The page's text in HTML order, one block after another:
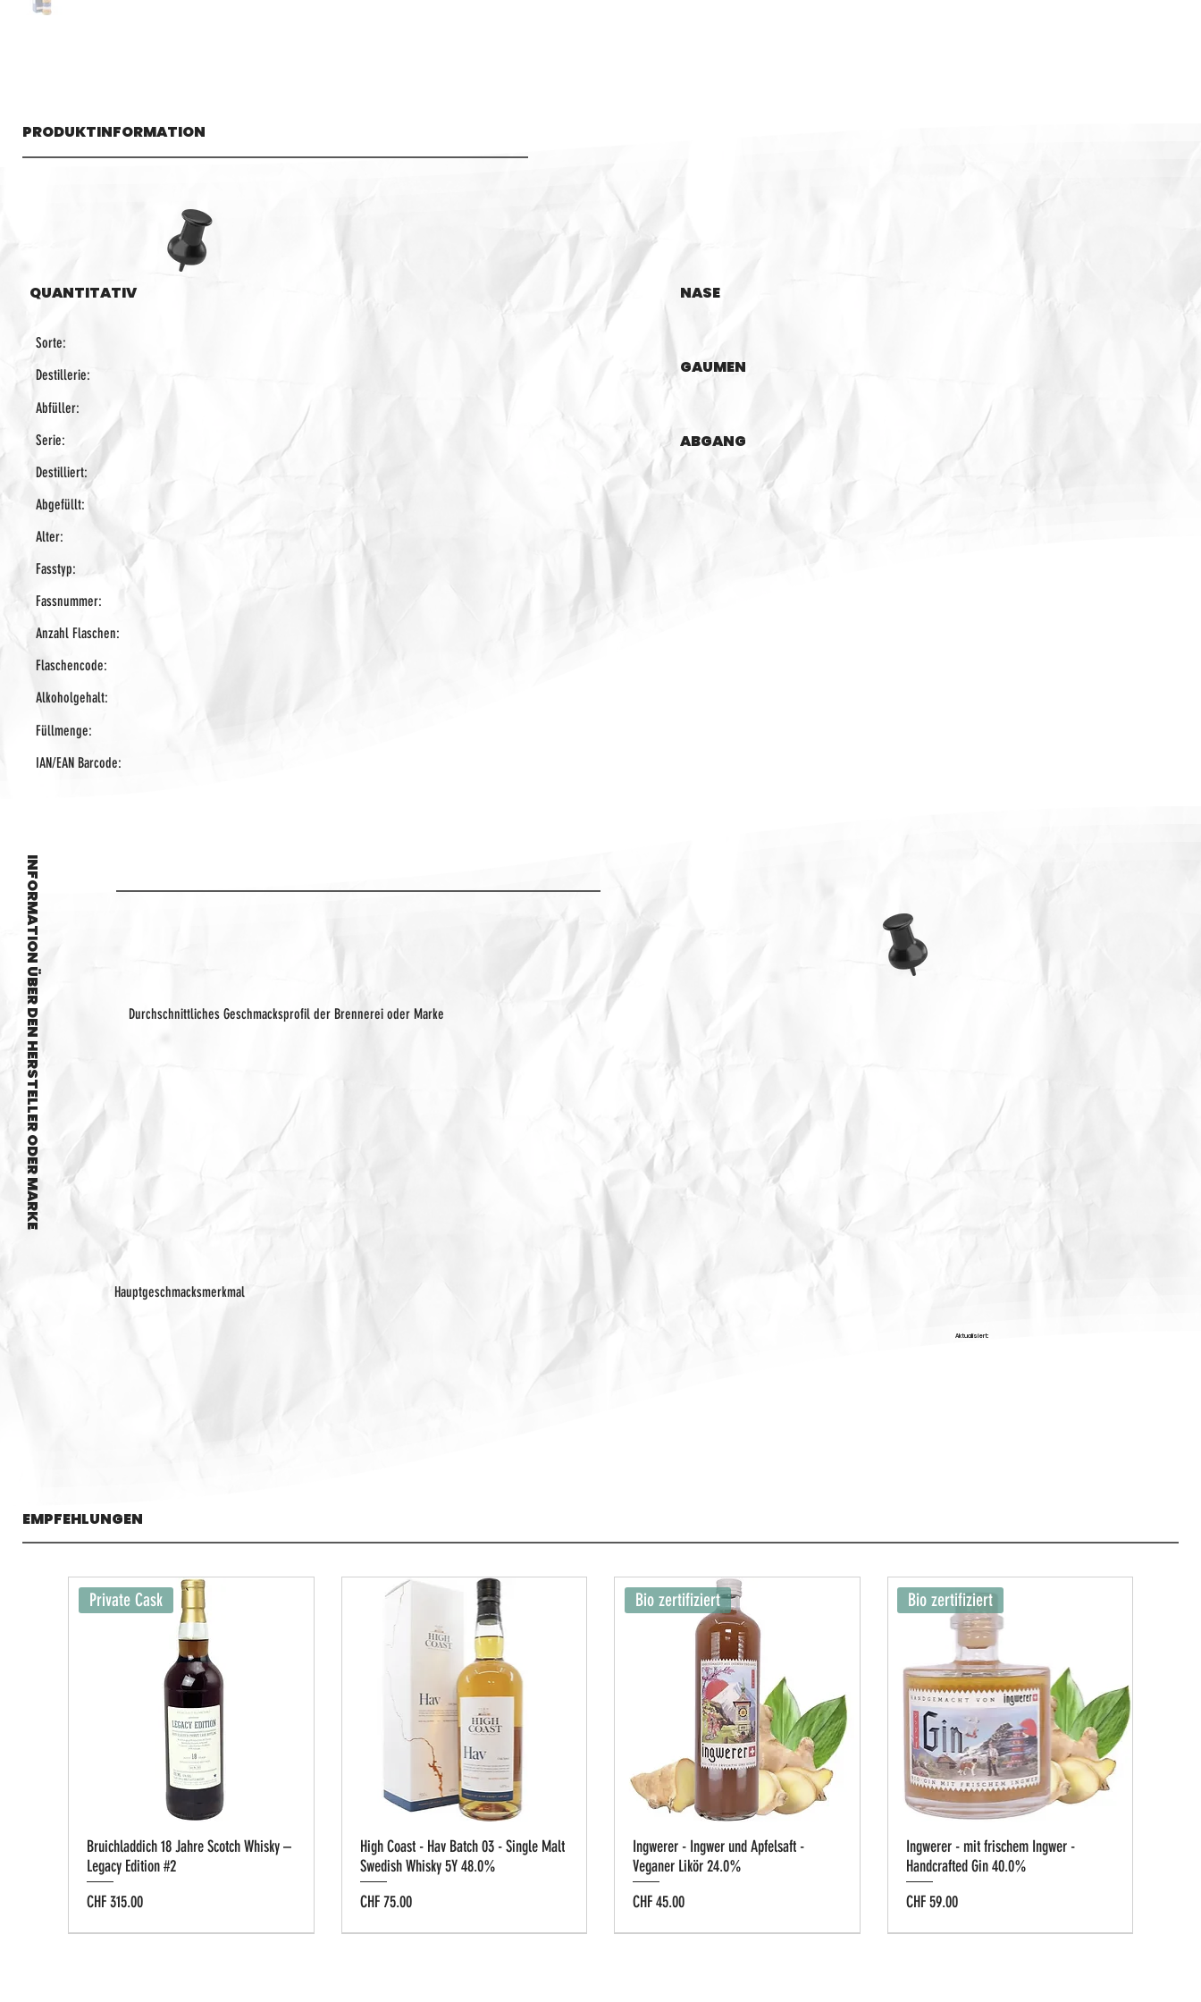
NASE
GAUMEN
ABGANG
PRODUKTINFORMATION
QUANTITATIV
Sorte:
Destillerie:
Abfüller:
Serie:
Destilliert:
Abgefüllt:
Alter:
Fasstyp:
Fassnummer:
Anzahl Flaschen:
Flaschencode:
Alkoholgehalt:
Füllmenge:
IAN/EAN Barcode:
EMPFEHLUNGEN
Private Cask
Bruichladdich 18 Jahre Scotch Whisky –
Legacy Edition #2
Preis
CHF 315.00
High Coast - Hav Batch 03 - Single Malt
Swedish Whisky 5Y 48.0%
Preis
CHF 75.00
Bio zertifiziert
Ingwerer - Ingwer und Apfelsaft -
Veganer Likör 24.0%
Preis
CHF 45.00
Bio zertifiziert
Ingwerer - mit frischem Ingwer -
Handcrafted Gin 40.0%
Preis
CHF 59.00
Durchschnittliches Geschmacksprofil der Brennerei oder Marke
Hauptgeschmacksmerkmal
INFORMATION ÜBER DEN HERSTELLER ODER MARKE
Aktualisiert: